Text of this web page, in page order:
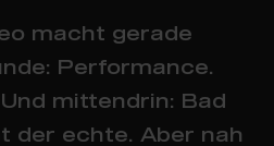
macht gerade
Performance.
mittendrin: Bad
der echte. Aber nah